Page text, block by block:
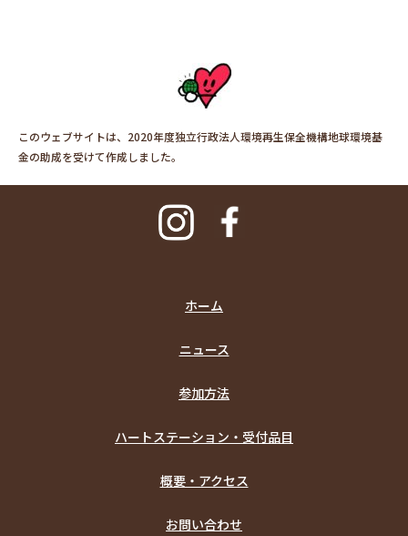
このウェブサイトは、2020年度独立行政法人環境再生保全機構地球環境基
金の助成を受けて作成しました。
ホーム
ニュース
参加方法
ハートステーション・受付品目
概要・アクセス
お問い合わせ